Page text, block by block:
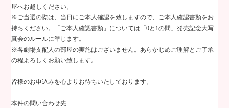
屋へお越しください。
※ご当選の際は、当日にご本人確認を致しますので、ご本人確認書類をお
持ちください。「ご本人確認書類」については「0と 1の間」発売記念大写
真会のルールに準じます。
※各劇場支配人の部屋の実施はございません。あらかじめご理解とご了承
の程よろしくお願い致します。
皆様のお申込みを心よりお待ちいたしております。
本件の問い合わせ先